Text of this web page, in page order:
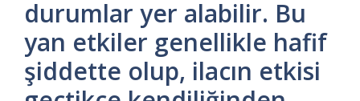
durumlar yer alabilir. Bu
yan etkiler genellikle hafif
şiddette olup, ilacın etkisi